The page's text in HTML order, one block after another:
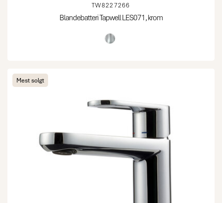
TW8227266
Blandebatteri Tapwell LES071, krom
Mest solgt